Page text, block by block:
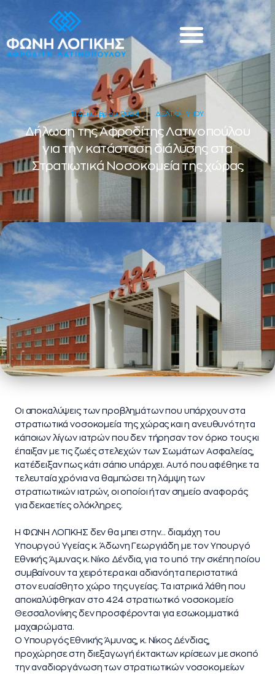
11 Δεκεμβρίου, 2024 ΔΕΛΤΙΟ ΤΥΠΟΥ
Δήλωση της Αφροδίτης Λατινοπούλου
για την κατάσταση διάλυσης στα
Στρατιωτικά Νοσοκομεία της χώρας
Οι αποκαλύψεις των προβλημάτων που υπάρχουν στα
στρατιωτικά νοσοκομεία της χώρας και η ανευθυνότητα
κάποιων λίγων ιατρών που δεν τήρησαν τον όρκο τους κι
έπαιξαν με τις ζωές στελεχών των Σωμάτων Ασφαλείας,
κατέδειξαν πως κάτι σάπιο υπάρχει. Αυτό που αφέθηκε τα
τελευταία χρόνια να θαμπώσει τη λάμψη των
στρατιωτικών ιατρών, οι οποίοι ήταν σημείο αναφοράς
για δεκαετίες ολόκληρες.
Η ΦΩΝΗ ΛΟΓΙΚΗΣ δεν θα μπει στην… διαμάχη του
Υπουργού Υγείας κ. Άδωνη Γεωργιάδη με τον Υπουργό
Εθνικής Άμυνας κ. Νίκο Δένδια, για το υπό την σκέπη ποίου
συμβαίνουν τα χειρότερα και αδιανόητα περιστατικά
στον ευαίσθητο χώρο της υγείας. Τα ιατρικά λάθη που
αποκαλύφθηκαν στο 424 στρατιωτικό νοσοκομείο
Θεσσαλονίκης δεν προσφέρονται για εσωκομματικά
μαχαιρώματα.
Ο Υπουργός Εθνικής Άμυνας, κ. Νίκος Δένδιας,
προχώρησε στη διεξαγωγή έκτακτων κρίσεων με σκοπό
την αναδιοργάνωση των στρατιωτικών νοσοκομείων